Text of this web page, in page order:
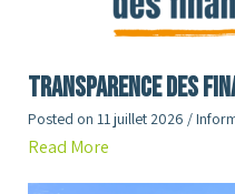
Transparence des
Posted on 11 juillet 2026 /
Read More